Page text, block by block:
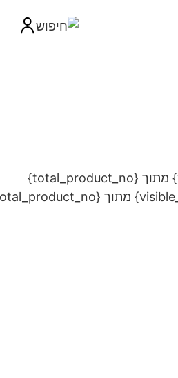
מציג {visible_product_no} מתוך {total_product_no}
מציג {visible_product_no} מתוך {total_product_no}